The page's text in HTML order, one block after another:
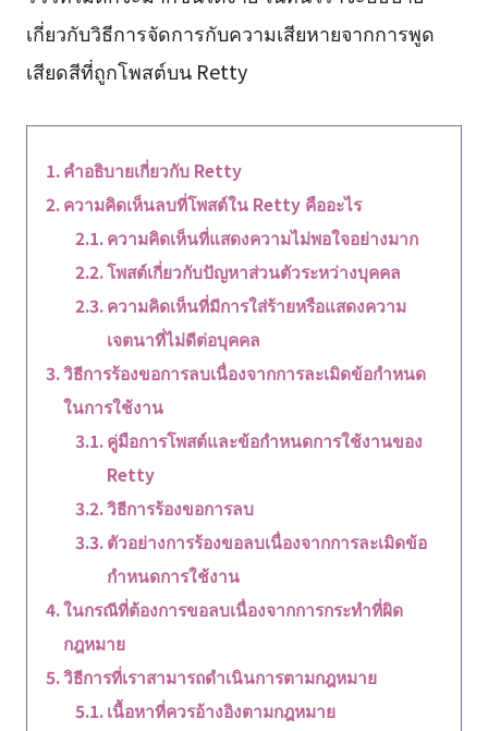
เกี่ยวกับวิธีการจัดการกับความเสียหายจากการพูด
เสียดสีที่ถูกโพสต์บน Retty
คำอธิบายเกี่ยวกับ Retty
ความคิดเห็นลบที่โพสต์ใน Retty คืออะไร
ความคิดเห็นที่แสดงความไม่พอใจอย่างมาก
โพสต์เกี่ยวกับปัญหาส่วนตัวระหว่างบุคคล
ความคิดเห็นที่มีการใส่ร้ายหรือแสดงความ
เจตนาที่ไม่ดีต่อบุคคล
วิธีการร้องขอการลบเนื่องจากการละเมิดข้อกำหนด
ในการใช้งาน
คู่มือการโพสต์และข้อกำหนดการใช้งานของ
Retty
วิธีการร้องขอการลบ
ตัวอย่างการร้องขอลบเนื่องจากการละเมิดข้อ
กำหนดการใช้งาน
ในกรณีที่ต้องการขอลบเนื่องจากการกระทำที่ผิด
กฎหมาย
วิธีการที่เราสามารถดำเนินการตามกฎหมาย
เนื้อหาที่ควรอ้างอิงตามกฎหมาย